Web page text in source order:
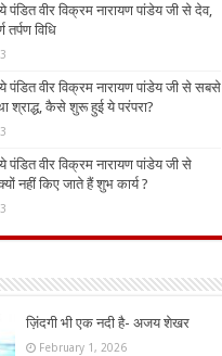
पंडित वीर विक्रम नारायण पांडेय जी से देव,
विधि
पंडित वीर विक्रम नारायण पांडेय जी से सबसे
श्राद्ध, कैसे शुरू हुई ये परंपरा?
पंडित वीर विक्रम नारायण पांडेय जी से
नहीं किए जाते हैं शुभ कार्य ?
ज़िंदगी भी एक नदी है- अजय शेखर
February 1, 2026